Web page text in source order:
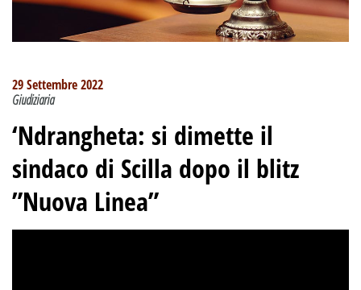
29 Settembre 2022
Giudiziaria
‘Ndrangheta: si dimette il
sindaco di Scilla dopo il blitz
”Nuova Linea”